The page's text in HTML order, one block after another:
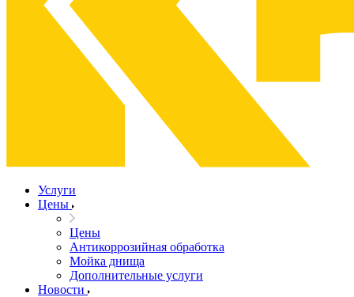
Услуги
Цены
Цены
Антикоррозийная обработка
Мойка днища
Дополнительные услуги
Новости